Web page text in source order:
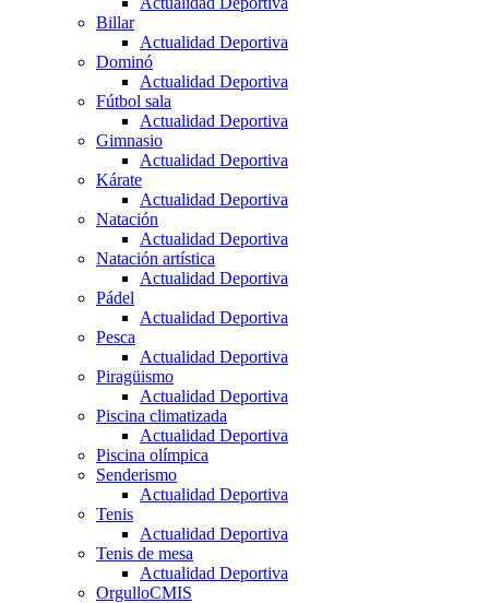
Billar
Actualidad Deportiva
Dominó
Actualidad Deportiva
Fútbol sala
Actualidad Deportiva
Gimnasio
Actualidad Deportiva
Kárate
Actualidad Deportiva
Natación
Actualidad Deportiva
Natación artística
Actualidad Deportiva
Pádel
Actualidad Deportiva
Pesca
Actualidad Deportiva
Piragüismo
Actualidad Deportiva
Piscina climatizada
Actualidad Deportiva
Piscina olímpica
Senderismo
Actualidad Deportiva
Tenis
Actualidad Deportiva
Tenis de mesa
Actualidad Deportiva
OrgulloCMIS